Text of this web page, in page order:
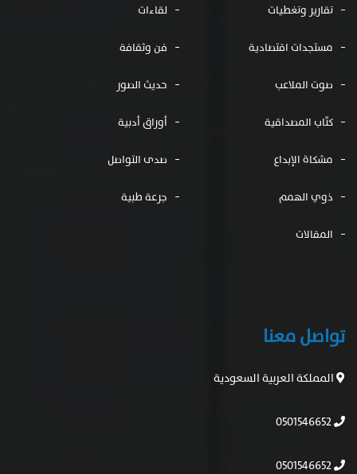
تقارير وتغطيات لقاءات
مستجدات اقتصادية فن وثقافة
صوت الملاعب حديث الصور
كتّاب المصداقية أوراق أدبية
مشكاة الإبداع صدى التواصل
ذوي الهمم جرعة طبية
المقالات
تواصل معنا
المملكة العربية السعودية